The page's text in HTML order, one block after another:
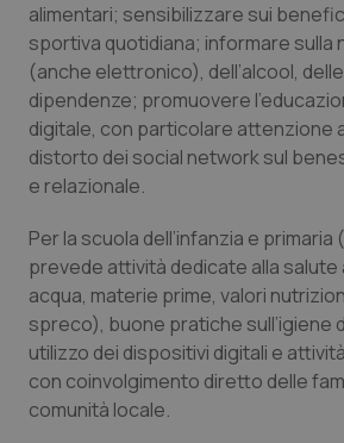
Provincia Autonoma di
Provincia Autonoma di
Puglia
Sardegna
Sicilia
Toscana
Umbria
Infezioni & Febbre
Ipertensione & Scompenso
Malattie rare
Malattia di Crohn &
Neuroscienze & patologie
Obesità
Oftalmologia
alimentari; sensibilizzare sui
sportiva quotidiana; informare sulla
(anche elettronico), dell’alcool,
dipendenze; promuovere
digitale, con particolare attenzione
distorto dei social network sul
e relazionale.
Per la scuola dell’infanzia e
prevede attività dedicate alla salute
acqua, materie prime, valori
spreco), buone pratiche sull’igiene
utilizzo dei dispositivi digitali e
con coinvolgimento diretto delle
comunità locale.